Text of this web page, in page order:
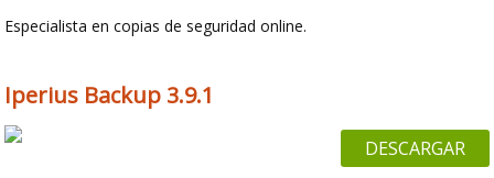
Especialista en copias de seguridad online.
Iperius Backup 3.9.1
DESCARGAR